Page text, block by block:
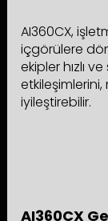
AI360CX,
içgörülere
ekipler hızlı
iyileştirebilir.
AI360CX